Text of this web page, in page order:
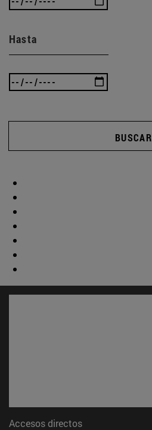
Hasta
BUSCAR
Accesos directos